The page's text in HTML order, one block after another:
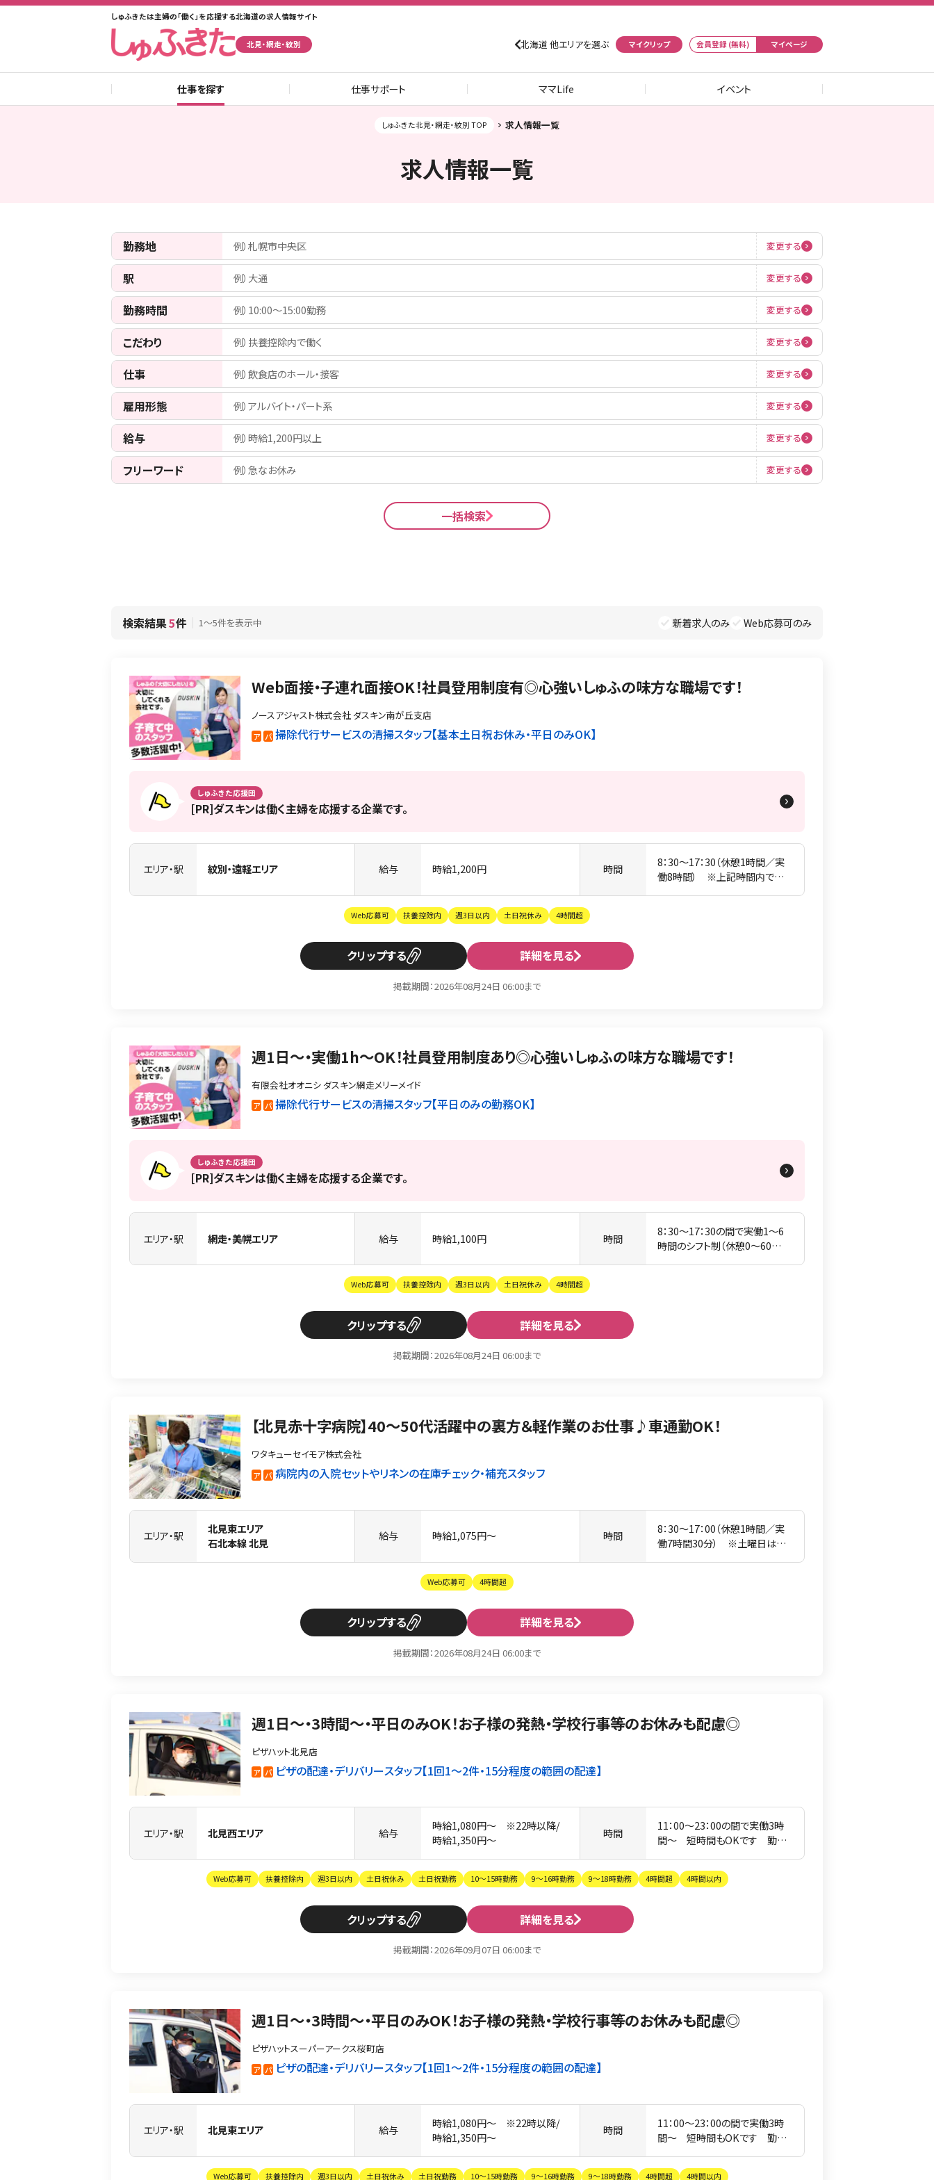
しゅふきたは主婦の「働く」を応援する北海道の求人情報サイト
北見・網走・紋別 北海道 他エリアを選ぶ マイクリップ 会員登録 (無料) マイページ
仕事を探す 仕事サポート ママLife イベント
しゅふきた北見・網走・紋別 TOP 求人情報一覧
求人情報一覧
勤務地 例）札幌市中央区 変更する
駅 例）大通 変更する
勤務時間 例）10:00〜15:00勤務 変更する
こだわり 例）扶養控除内で働く 変更する
仕事 例）飲食店のホール・接客 変更する
雇用形態 例）アルバイト・パート系 変更する
給与 例）時給1,200円以上 変更する
フリーワード 例）急なお休み 変更する
一括検索
検索結果5件 1〜5件を表示中 新着求人のみ Web応募可のみ
Web面接・子連れ面接OK！社員登用制度有◎心強いしゅふの味方な職場です！
ノースアジャスト株式会社 ダスキン南が丘支店
ア パ 掃除代行サービスの清掃スタッフ 基本土日祝お休み・平日のみOK
しゅふきた応援団
[PR]ダスキンは働く主婦を応援する企業です。
エリア・駅 紋別・遠軽エリア 給与 時給1,200円 時間
8：30〜17：30（休憩1時間／実
働8時間） ※上記時間内で短
Web応募可 扶養控除内 週3日以内 土日祝休み 4時間超
クリップ 詳細を見る
掲載期間：2026年08月24日 06:00まで
週1日〜・実働1h〜OK！社員登用制度あり◎心強いしゅふの味方な職場です！
有限会社オオニシ ダスキン網走メリーメイド
ア パ 掃除代行サービスの清掃スタッフ 平日のみの勤務OK
しゅふきた応援団
[PR]ダスキンは働く主婦を応援する企業です。
エリア・駅 網走・美幌エリア 給与 時給1,100円 時間
8：30〜17：30の間で実働1〜6
時間のシフト制（休憩0〜60
Web応募可 扶養控除内 週3日以内 土日祝休み 4時間超
クリップ 詳細を見る
掲載期間：2026年08月24日 06:00まで
【北見赤十字病院】40〜50代活躍中の裏方＆軽作業のお仕事♪車通勤OK！
ワタキューセイモア株式会社
ア パ 病院内の入院セットやリネンの在庫チェック・補充スタッフ
エリア・駅
北見東エリア
石北本線 北見
給与 時給1,075円〜 時間
8：30〜17：00（休憩1時間／実
働7時間30分） ※土曜日は半
Web応募可 4時間超
クリップ 詳細を見る
掲載期間：2026年08月24日 06:00まで
週1日〜・3時間〜・平日のみOK！お子様の発熱・学校行事等のお休みも配慮◎
ピザハット北見店
ア パ ピザの配達・デリバリースタッフ 1回1〜2件・15分程度の範囲の配達
エリア・駅 北見西エリア 給与
時給1,080円〜 ※22時以降/
時給1,350円〜
時間
11：00〜23：00の間で実働3時
間〜 短時間もOKです 勤務
Web応募可 扶養控除内 週3日以内 土日祝休み 土日祝勤務 10～15時勤務 9～16時勤務 9～18時勤務 4時間超 4時間以内
クリップ 詳細を見る
掲載期間：2026年09月07日 06:00まで
週1日〜・3時間〜・平日のみOK！お子様の発熱・学校行事等のお休みも配慮◎
ピザハットスーパーアークス桜町店
ア パ ピザの配達・デリバリースタッフ 1回1〜2件・15分程度の範囲の配達
エリア・駅 北見東エリア 給与
時給1,080円〜 ※22時以降/
時給1,350円〜
時間
11：00〜23：00の間で実働3時
間〜 短時間もOKです 勤務
Web応募可 扶養控除内 週3日以内 土日祝休み 土日祝勤務 10～15時勤務 9～16時勤務 9～18時勤務 4時間超 4時間以内